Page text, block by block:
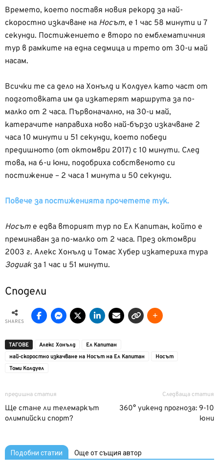
Времето, което поставя новия рекорд за най-
скоростно изкачване на Носът, е 1 час 58 минути и 7
секунди. Постижението е второ по емблематичния
тур в рамките на една седмица и трето от 30-и май
насам.
Всички те са дело на Хонълд и Колдуел като част от
подготовката им да изкатерят маршрута за по-
малко от 2 часа. Първоначално, на 30-и май,
катерачите направиха ново най-бързо изкачване 2
часа 10 минути и 51 секунди, което победи
предишното (от октомври 2017) с 10 минути. След
това, на 6-и юни, подобриха собственото си
постижение – 2 часа 1 минута и 50 секунди.
Повече за постиженията прочетете тук.
Носът е едва вторият тур по Ел Капитан, който е
преминаван за по-малко от 2 часа. През октомври
2003 г. Алекс Хонълд и Томас Хубер изкатериха тура
Зодиакза 1 час и 51 минути.
Сподели
SHARES
ТАГОВЕ Алекс Хонълд
Ел Капитан
най-скоростно изкачване на Носът на Ел Капитан
Носът
Томи Колдуел
предишна статия
Ще стане ли телемаркът
олимпийски спорт?
Следваща статия
360° уикенд прогноза: 9-10
юни
Подобни статии Още от същия автор